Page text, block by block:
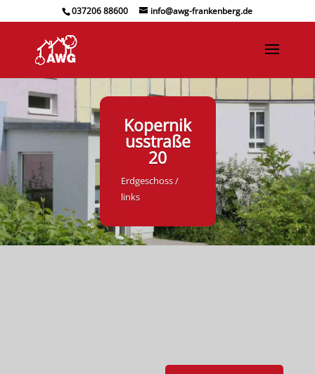
037206 88600 info@awg-frankenberg.de
Kopernik
usstraße
20
Erdgeschoss /
links